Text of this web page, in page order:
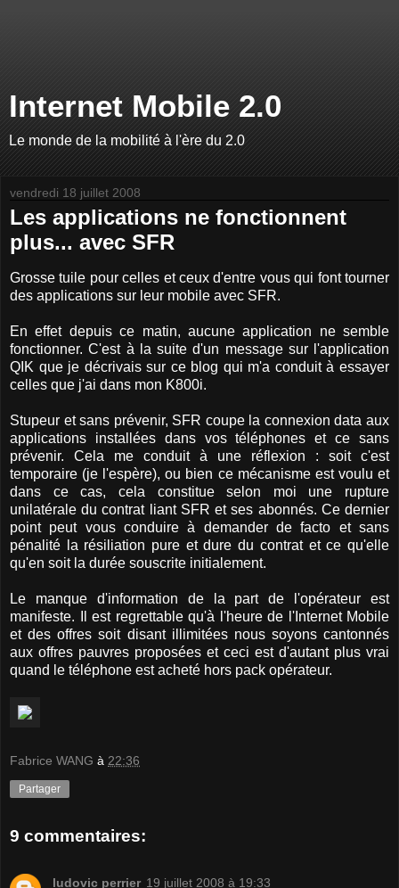
Internet Mobile 2.0
Le monde de la mobilité à l'ère du 2.0
vendredi 18 juillet 2008
Les applications ne fonctionnent
plus... avec SFR
Grosse tuile pour celles et ceux d'entre vous qui font tourner
des applications sur leur mobile avec SFR.
En effet depuis ce matin, aucune application ne semble
fonctionner. C'est à la suite d'un message sur l'application
QIK que je décrivais sur ce blog qui m'a conduit à essayer
celles que j'ai dans mon K800i.
Stupeur et sans prévenir, SFR coupe la connexion data aux
applications installées dans vos téléphones et ce sans
prévenir. Cela me conduit à une réflexion : soit c'est
temporaire (je l'espère), ou bien ce mécanisme est voulu et
dans ce cas, cela constitue selon moi une rupture
unilatérale du contrat liant SFR et ses abonnés. Ce dernier
point peut vous conduire à demander de facto et sans
pénalité la résiliation pure et dure du contrat et ce qu'elle
qu'en soit la durée souscrite initialement.
Le manque d'information de la part de l'opérateur est
manifeste. Il est regrettable qu'à l'heure de l'Internet Mobile
et des offres soit disant illimitées nous soyons cantonnés
aux offres pauvres proposées et ceci est d'autant plus vrai
quand le téléphone est acheté hors pack opérateur.
Fabrice WANG à 22:36
Partager
9 commentaires:
ludovic perrier 19 juillet 2008 à 19:33